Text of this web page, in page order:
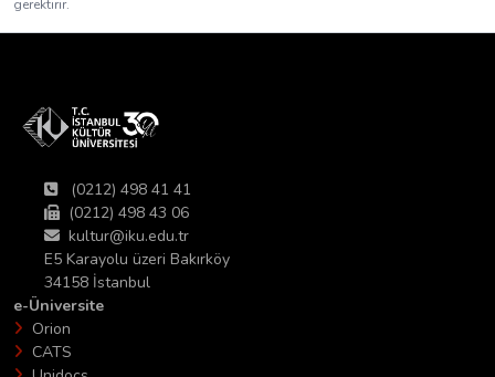
gerektirir.
(0212) 498 41 41
(0212) 498 43 06
kultur@iku.edu.tr
E5 Karayolu üzeri Bakırköy
34158 İstanbul
e-Üniversite
Orion
CATS